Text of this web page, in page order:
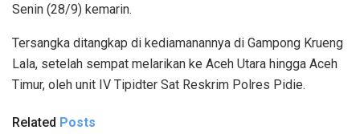
Senin (28/9) kemarin.
Tersangka ditangkap di kediamanannya di Gampong Krueng
Lala, setelah sempat melarikan ke Aceh Utara hingga Aceh
Timur, oleh unit IV Tipidter Sat Reskrim Polres Pidie.
Related Posts